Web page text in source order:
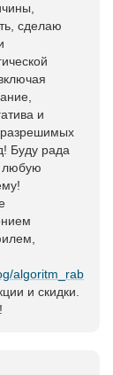
сделаю
и
Буду рада
любую
algoritm_rab
и скидки.